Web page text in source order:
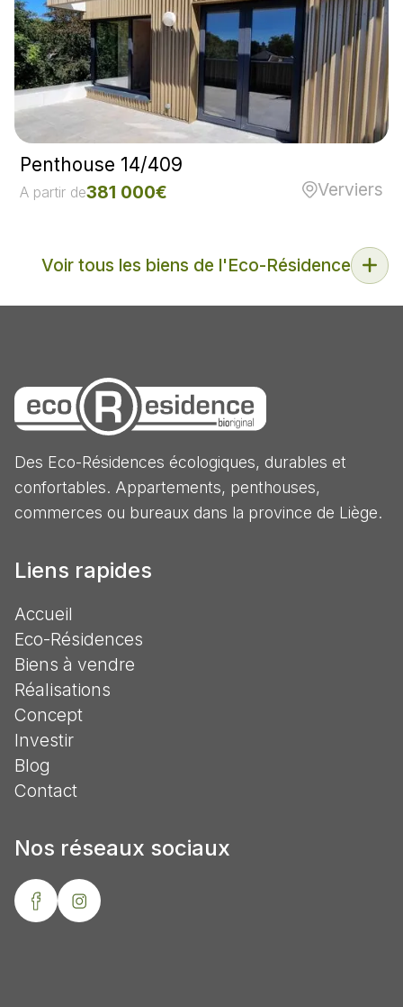
Penthouse 14/409
A partir de381 000€ Verviers
Voir tous les biens de l'Eco-Résidence
Des Eco-Résidences écologiques, durables et
confortables. Appartements, penthouses,
commerces ou bureaux dans la province de Liège.
Liens rapides
Accueil
Eco-Résidences
Biens à vendre
Réalisations
Concept
Investir
Blog
Contact
Nos réseaux sociaux